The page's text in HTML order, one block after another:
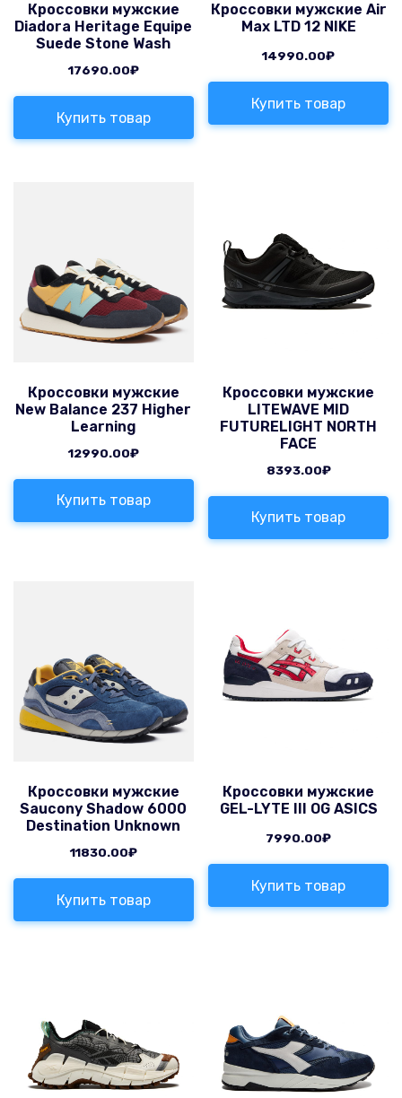
Кроссовки мужские
Diadora Heritage Equipe
Suede Stone Wash
17690.00₽
Купить товар
Кроссовки мужские Air
Max LTD 12 NIKE
14990.00₽
Купить товар
Кроссовки мужские
New Balance 237 Higher
Learning
12990.00₽
Купить товар
Кроссовки мужские
LITEWAVE MID
FUTURELIGHT NORTH
FACE
8393.00₽
Купить товар
Кроссовки мужские
Saucony Shadow 6000
Destination Unknown
11830.00₽
Купить товар
Кроссовки мужские
GEL-LYTE III OG ASICS
7990.00₽
Купить товар